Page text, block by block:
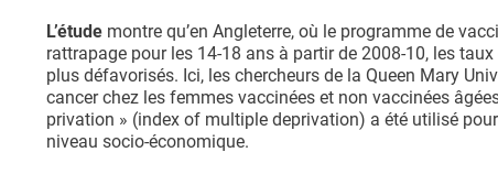
L’étude montre qu’en Angleterre, où le programme de
rattrapage pour les 14-18 ans à partir de 2008-10, les
plus défavorisés. Ici, les chercheurs de la Queen Mary
cancer chez les femmes vaccinées et non vaccinées
privation » (index of multiple deprivation) a été utilisé
niveau socio-économique.